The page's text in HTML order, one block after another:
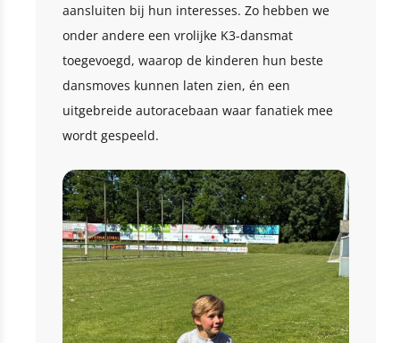
aansluiten bij hun interesses. Zo hebben we
onder andere een vrolijke K3-dansmat
toegevoegd, waarop de kinderen hun beste
dansmoves kunnen laten zien, én een
uitgebreide autoracebaan waar fanatiek mee
wordt gespeeld.